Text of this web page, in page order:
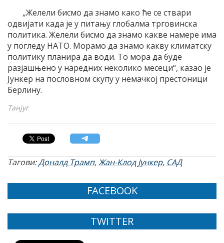
„Желели бисмо да знамо како ће се ствари
одвијати када је у питању глобалма трговинска
политика. Желели бисмо да знамо какве намере има
у погледу НАТО. Морамо да знамо какву климатску
политику планира да води. То мора да буде
разјашњено у наредних неколико месеци“, казао је
Јункер на пословном скупу у немачкој престоници
Берлину.
Танјуг
Тагови:Доналд Трамп,Жан-Клод Јункер, САД
FACEBOOK
TWITTER